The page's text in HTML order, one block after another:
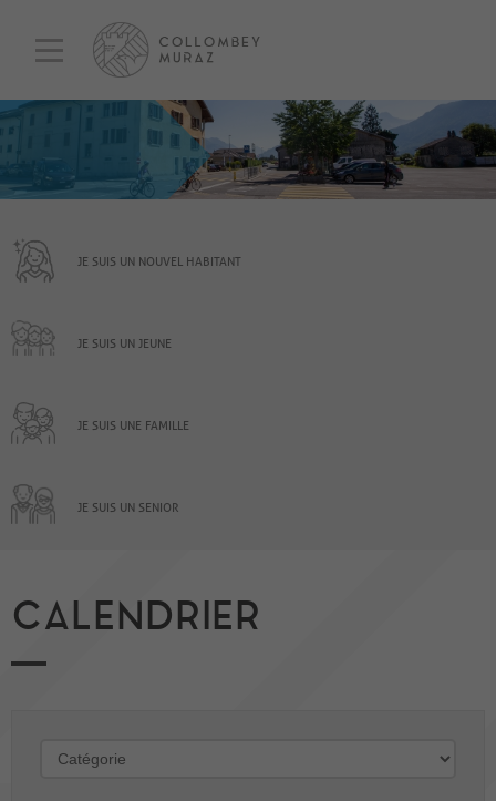
JE SUIS UN NOUVEL HABITANT
JE SUIS UN JEUNE
JE SUIS UNE FAMILLE
JE SUIS UN SENIOR
CALENDRIER